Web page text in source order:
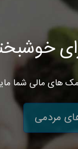
های مالی شما
مردمی